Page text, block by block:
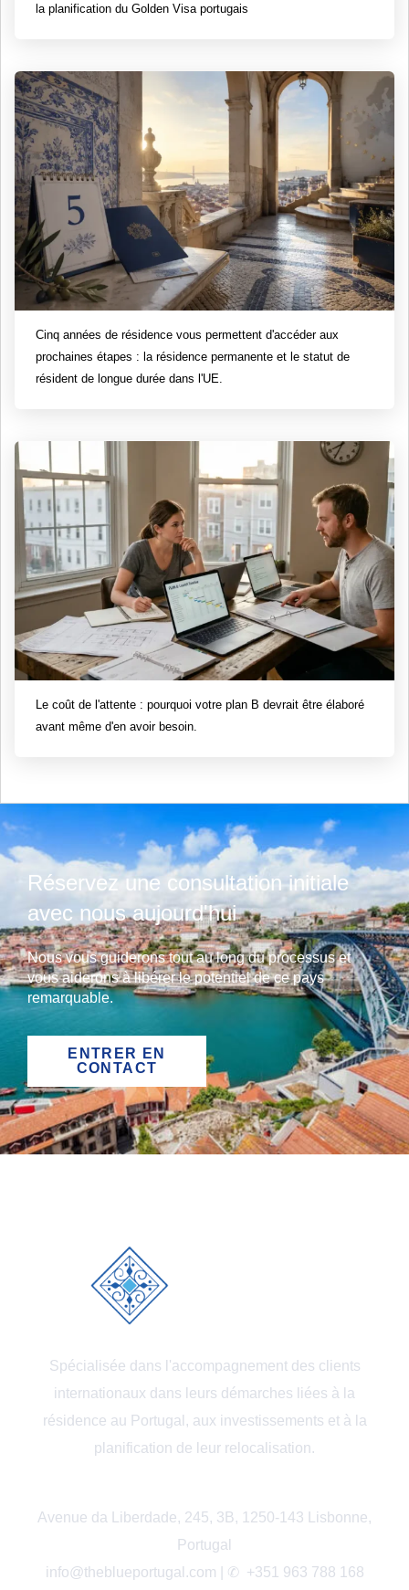
la planification du Golden Visa portugais
Cinq années de résidence vous permettent d'accéder aux
prochaines étapes : la résidence permanente et le statut de
résident de longue durée dans l'UE.
Le coût de l'attente : pourquoi votre plan B devrait être élaboré
avant même d'en avoir besoin.
Réservez une consultation initiale
avec nous aujourd'hui
Nous vous guiderons tout au long du processus et
vous aiderons à libérer le potentiel de ce pays
remarquable.
ENTRER EN
CONTACT
Spécialisée dans l'accompagnement des clients
internationaux dans leurs démarches liées à la
résidence au Portugal, aux investissements et à la
planification de leur relocalisation.
Avenue da Liberdade, 245, 3B, 1250-143 Lisbonne,
Portugal
info@theblueportugal.com | ✆ +351 963 788 168